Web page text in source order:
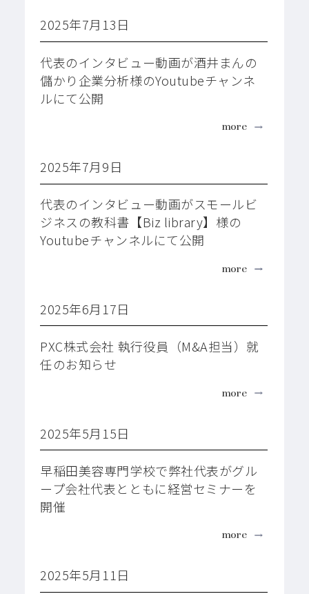
2025年7月13日
代表のインタビュー動画が酒井まんの
儲かり企業分析様のYoutubeチャンネ
ルにて公開
more
2025年7月9日
代表のインタビュー動画がスモールビ
ジネスの教科書【Biz library】様の
Youtubeチャンネルにて公開
more
2025年6月17日
PXC株式会社 執行役員（M&A担当）就
任のお知らせ
more
2025年5月15日
早稲田美容専門学校で弊社代表がグル
ープ会社代表とともに経営セミナーを
開催
more
2025年5月11日